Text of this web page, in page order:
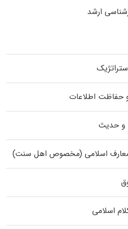
ارشد
حفاظت اطلاعات
و حدیث
معارف اسلامی (مخصوص اهل سنت)
اسلامی